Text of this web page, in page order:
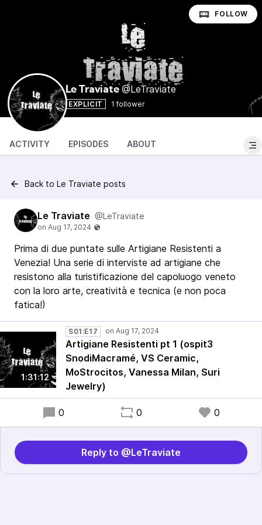
Le Traviate @LeTraviate
EXPLICIT 1 follower
FOLLOW
ACTIVITY EPISODES ABOUT
Back to Le Traviate posts
Le Traviate @LeTraviate
Prima di due puntate sulle Artigiane Resistenti a
Venezia! Una serie di interviste ad artigiane che
resistono alla turistificazione del capoluogo veneto
con la loro arte, creatività e tecnica (e non poca
fatica!)
1:31:12
S01:E17
Artigiane Resistenti pt 1 (ospit3
SnodiMacramé, VS Ceramic,
MoStrocitos, Vanessa Milan, Suri
Jewelry)
0 0 0
Reply to @LeTraviate